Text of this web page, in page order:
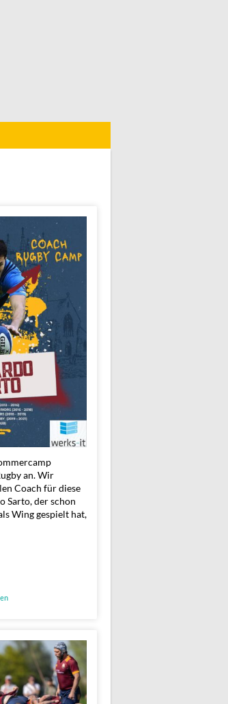
an. Wir
Coach für diese
Sarto, der schon
Wing gespielt hat,